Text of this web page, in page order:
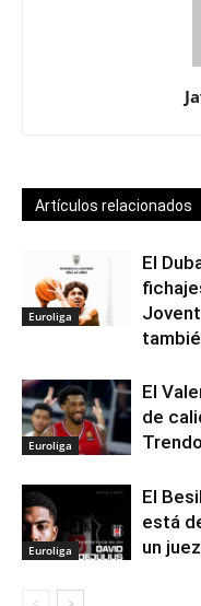
Artículos relacionados
Euroliga
El
Euroliga
El
de
Euroliga
El
está
un